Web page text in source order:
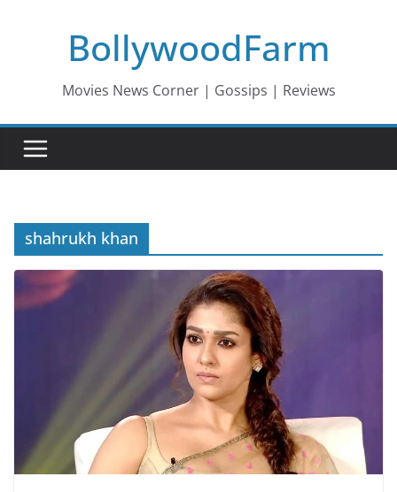
BollywoodFarm
Movies News Corner | Gossips | Reviews
shahrukh khan